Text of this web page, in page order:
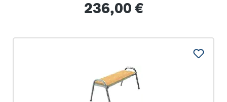
Regulärer Preis:
236,00 €